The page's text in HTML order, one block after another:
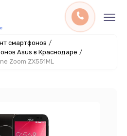
смартфонов /
Asus в Краснодаре /
Zoom ZX551ML